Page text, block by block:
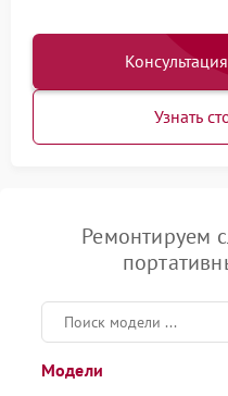
Узнать
Ремонтируем
Модели